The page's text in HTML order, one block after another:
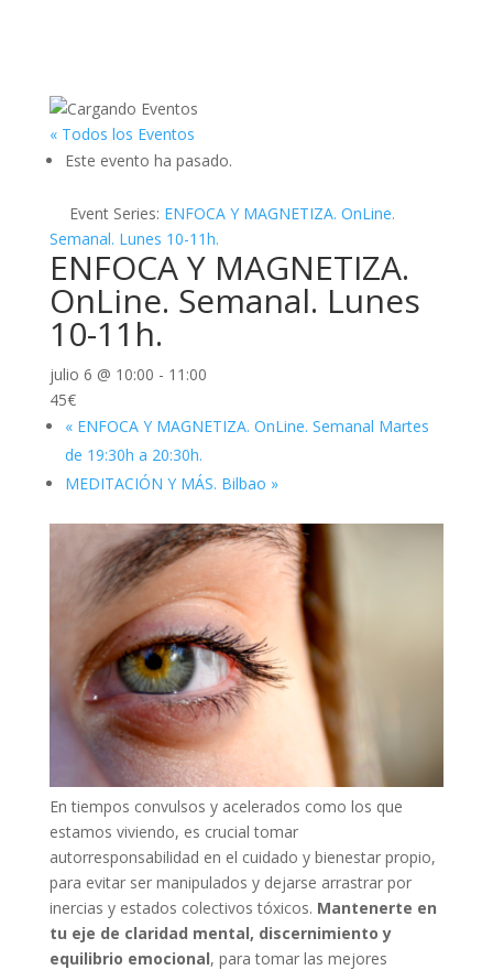
« Todos los Eventos
Este evento ha pasado.
Event Series: ENFOCA Y MAGNETIZA. OnLine.
Semanal. Lunes 10-11h.
ENFOCA Y MAGNETIZA.
OnLine. Semanal. Lunes
10-11h.
julio 6 @ 10:00 - 11:00
45€
«ENFOCA Y MAGNETIZA. OnLine. Semanal Martes
de 19:30h a 20:30h.
MEDITACIÓN Y MÁS. Bilbao »
En tiempos convulsos y acelerados como los que
estamos viviendo, es crucial tomar
autorresponsabilidad en el cuidado y bienestar propio,
para evitar ser manipulados y dejarse arrastrar por
inercias y estados colectivos tóxicos. Mantenerte en
tu eje de claridad mental, discernimiento y
equilibrio emocional, para tomar las mejores